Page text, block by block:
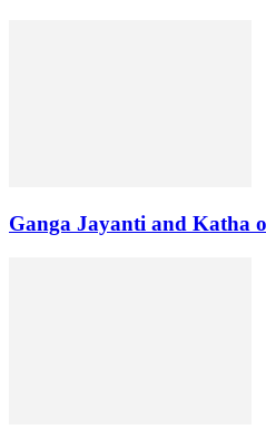
Ganga Jayanti and Katha